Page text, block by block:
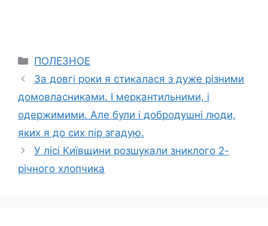
Categories
ПОЛЕЗНОЕ
За довгі роки я стикалася з дуже різними
домовласниками. І меркантильними, і
одержимими. Але були і добродушні люди,
яких я до сих пір згадую.
У лісі Київщини розшукали зниклого 2-
річного хлопчика